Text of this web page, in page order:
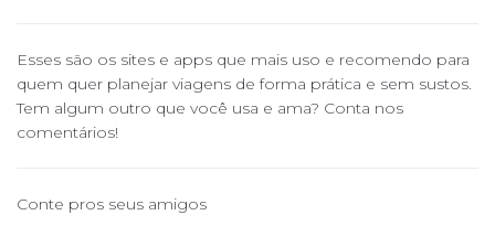
Esses são os sites e apps que mais uso e recomendo para
quem quer planejar viagens de forma prática e sem sustos.
Tem algum outro que você usa e ama? Conta nos
comentários!
Conte pros seus amigos